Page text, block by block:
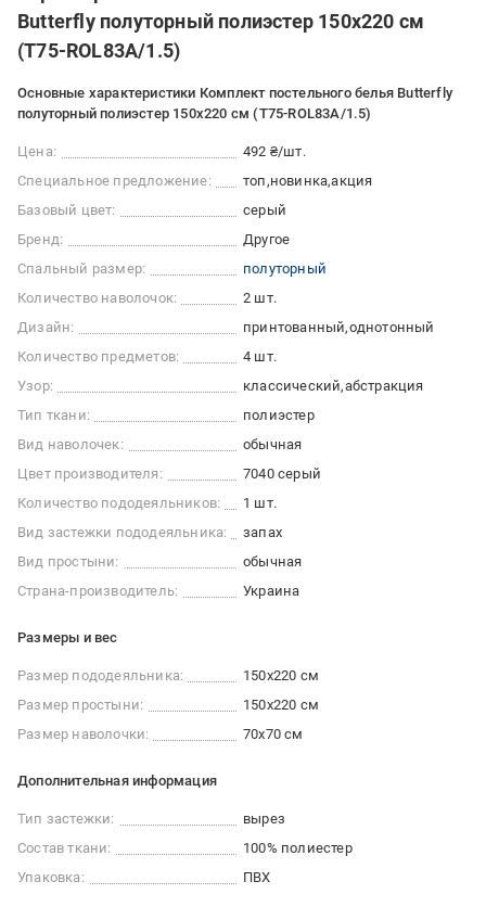
Butterfly полуторный полиэстер 150х220 см
(T75-ROL83A/1.5)
Основные характеристики Комплект постельного белья Butterfly
полуторный полиэстер 150х220 см (T75-ROL83A/1.5)
Цена:
492 ₴/шт.
Специальное предложение:
топ новинка акция
Базовый цвет:
серый
Бренд:
Другое
Спальный размер:
полуторный
Количество наволочок:
2 шт.
Дизайн:
принтованный однотонный
Количество предметов:
4 шт.
Узор:
классический абстракция
Тип ткани:
полиэстер
Вид наволочек:
обычная
Цвет производителя:
7040 серый
Количество пододеяльников:
1 шт.
Вид застежки пододеяльника:
запах
Вид простыни:
обычная
Страна-производитель:
Украина
Размеры и вес
Размер пододеяльника:
150x220 см
Размер простыни:
150x220 см
Размер наволочки:
70x70 см
Дополнительная информация
Тип застежки:
вырез
Состав ткани:
100% полиестер
Упаковка:
ПВХ